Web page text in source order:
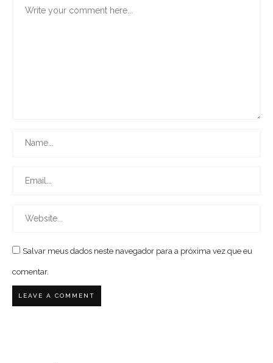
Salvar meus dados neste navegador para a próxima vez que eu
comentar.